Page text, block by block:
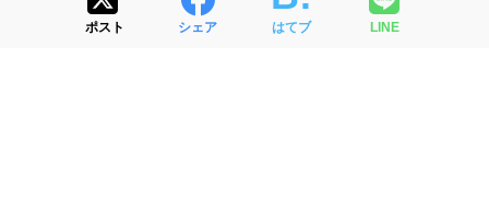
ポスト シェア はてブ LINE